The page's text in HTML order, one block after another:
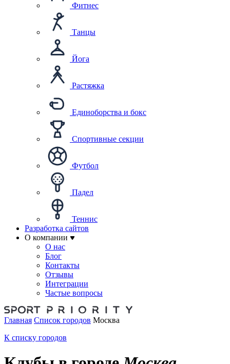
Фитнес
Танцы
Йога
Растяжка
Единоборства и бокс
Спортивные секции
Футбол
Падел
Теннис
Разработка сайтов
О компании
О нас
Блог
Контакты
Отзывы
Интеграции
Частые вопросы
Главная Список городов Москва
К списку городов